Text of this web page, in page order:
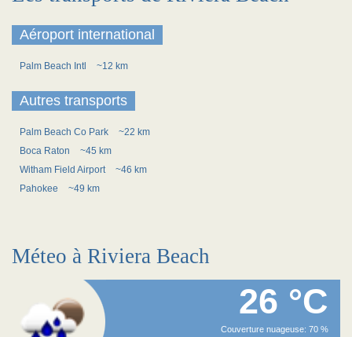
Aéroport international
Palm Beach Intl ~12 km
Autres transports
Palm Beach Co Park
~22 km
Boca Raton
~45 km
Witham Field Airport
~46 km
Pahokee
~49 km
Méteo à Riviera Beach
26 °C
Couverture nuageuse: 70 %